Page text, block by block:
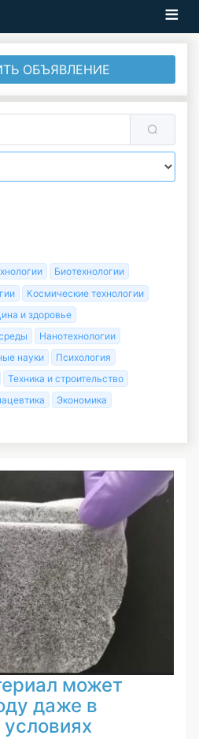
может
даже в
ОБЪЯВЛЕНИЕ
Биотехнологии
Космические технологии
и здоровье
Нанотехнологии
науки
Психология
Техника и строительство
Экономика